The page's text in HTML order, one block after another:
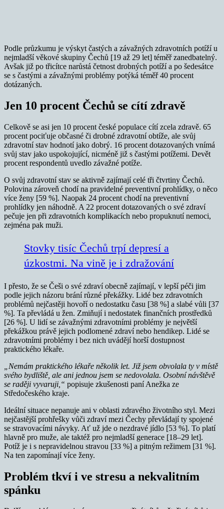
Podle průzkumu je výskyt častých a závažných zdravotních potíží u
nejmladší věkové skupiny Čechů [19 až 29 let] téměř zanedbatelný.
Avšak již po třicítce narůstá četnost drobných potíží a po šedesátce
se s častými a závažnými problémy potýká téměř 40 procent
dotázaných.
Jen 10 procent Čechů se cítí zdravě
Celkově se asi jen 10 procent české populace cítí zcela zdravě. 65
procent pociťuje občasné či drobné zdravotní obtíže, ale svůj
zdravotní stav hodnotí jako dobrý. 16 procent dotazovaných vnímá
svůj stav jako uspokojující, nicméně již s častými potížemi. Devět
procent respondentů uvedlo závažné potíže.
O svůj zdravotní stav se aktivně zajímají celé tři čtvrtiny Čechů.
Polovina zároveň chodí na pravidelné preventivní prohlídky, o něco
více ženy [59 %]. Naopak 24 procent chodí na preventivní
prohlídky jen náhodně. A 22 procent dotazovaných o své zdraví
pečuje jen při zdravotních komplikacích nebo propuknutí nemoci,
zejména pak muži.
Stovky tisíc Čechů trpí depresí a
úzkostmi. Na vině je i zdražování
I přesto, že se Češi o své zdraví obecně zajímají, v lepší péči jim
podle jejich názoru brání různé překážky. Lidé bez zdravotních
problémů nejčastěji hovoří o nedostatku času [38 %] a slabé vůli [37
%]. Ta převládá u žen. Zmiňují i nedostatek finančních prostředků
[26 %]. U lidí se závažnými zdravotními problémy je největší
překážkou právě jejich podlomené zdraví nebo hendikep. Lidé se
zdravotními problémy i bez nich uvádějí horší dostupnost
praktického lékaře.
„Nemám praktického lékaře několik let. Již jsem obvolala ty v místě
svého bydliště, ale ani jednou jsem se nedovolala. Osobní návštěvě
se raději vyvaruji,“ popisuje zkušenosti paní Anežka ze
Středočeského kraje.
Ideální situace nepanuje ani v oblasti zdravého životního styl. Mezi
nejčastější prohřešky vůči zdraví mezi Čechy převládají ty spojené
se stravovacími návyky. Ať už jde o nezdravé jídlo [53 %]. To platí
hlavně pro muže, ale taktéž pro nejmladší generace [18–29 let].
Potíž je i s nepravidelnou stravou [33 %] a pitným režimem [31 %].
Na ten zapomínají více ženy.
Problém tkví i ve stresu a nekvalitním
spánku